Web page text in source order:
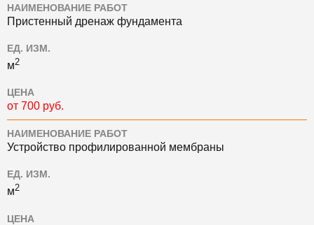
НАИМЕНОВАНИЕ РАБОТ
Пристенный дренаж фундамента
ЕД. ИЗМ.
м2
ЦЕНА
от 700 руб.
НАИМЕНОВАНИЕ РАБОТ
Устройство профилированной мембраны
ЕД. ИЗМ.
м2
ЦЕНА